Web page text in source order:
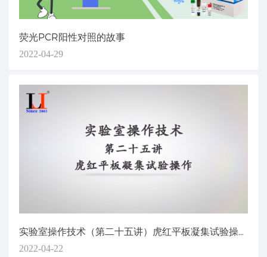
荧光PCR阳性对照的故事
2022-04-29
2022-04-22